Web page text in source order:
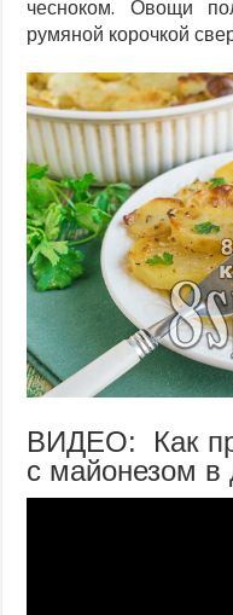
чесноком. Овощи
румяной корочкой
ВИДЕО: Как
с майонезом в